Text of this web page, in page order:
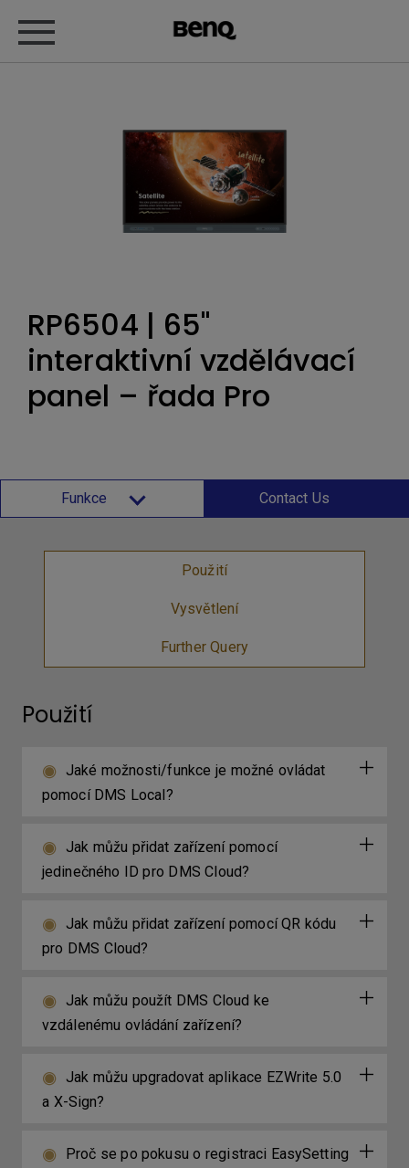
RP6504 | 65"
interaktivní vzdělávací
panel – řada Pro
Funkce Contact Us
Použití
Vysvětlení
Further Query
Použití
Jaké možnosti/funkce je možné ovládat
pomocí DMS Local?
Jak můžu přidat zařízení pomocí
jedinečného ID pro DMS Cloud?
Jak můžu přidat zařízení pomocí QR kódu
pro DMS Cloud?
Jak můžu použít DMS Cloud ke
vzdálenému ovládání zařízení?
Jak můžu upgradovat aplikace EZWrite 5.0
a X-Sign?
Proč se po pokusu o registraci EasySetting